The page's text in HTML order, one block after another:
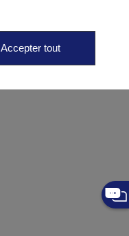
Accepter tout